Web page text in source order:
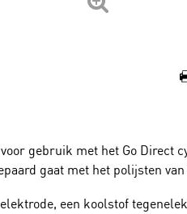
gebruik met het Go
gaat met het polijsten
een koolstof